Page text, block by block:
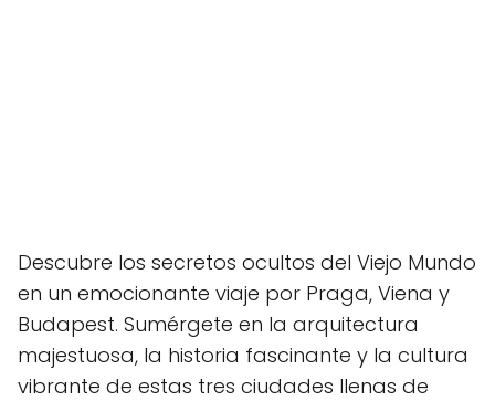
Descubre los secretos ocultos del Viejo Mundo
en un emocionante viaje por Praga, Viena y
Budapest. Sumérgete en la arquitectura
majestuosa, la historia fascinante y la cultura
vibrante de estas tres ciudades llenas de